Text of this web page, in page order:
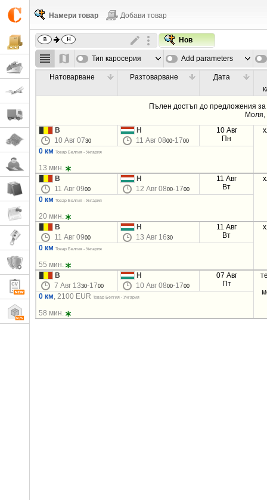
Намери товар Добави товар
Нов
Тип каросерия Add parameters
Натоварване Разтоварване
Дата
Пълен достъп до предложения
Моля,
B
10 Авг 0730
H
11 Авг 0800-1700
10 Авг
Пн
0 км Товар Белгия - Унгария
13 мин.
B
11 Авг 0900
H
12 Авг 0800-1700
11 Авг
Вт
0 км Товар Белгия - Унгария
20 мин.
B
11 Авг 0900
H
13 Авг 1630
11 Авг
Вт
0 км Товар Белгия - Унгария
55 мин.
B
7 Авг 1330-1700
H
10 Авг 0800-1700
07 Авг
Пт
0 км, 2100 EURТовар Белгия - Унгария
58 мин.